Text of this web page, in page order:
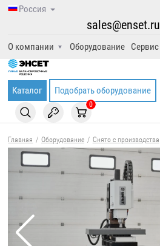
Россия
О компании Оборудование Сервис
sales@enset.ru
Каталог Подобрать оборудование
0
Главная / Оборудование / Снято с производства